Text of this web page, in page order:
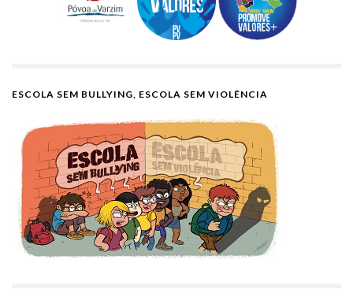
ESCOLA SEM BULLYING, ESCOLA SEM VIOLÊNCIA